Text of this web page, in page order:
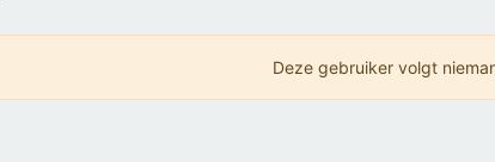
Deze gebruiker volgt